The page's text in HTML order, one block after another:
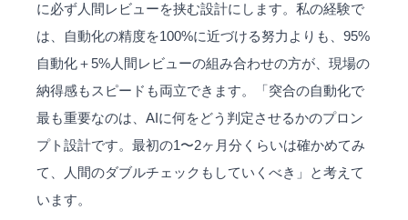
に必ず人間レビューを挟む設計にします。私の経験で
は、自動化の精度を100%に近づける努力よりも、95%
自動化＋5%人間レビューの組み合わせの方が、現場の
納得感もスピードも両立できます。「突合の自動化で
最も重要なのは、AIに何をどう判定させるかのプロン
プト設計です。最初の1〜2ヶ月分くらいは確かめてみ
て、人間のダブルチェックもしていくべき」と考えて
います。